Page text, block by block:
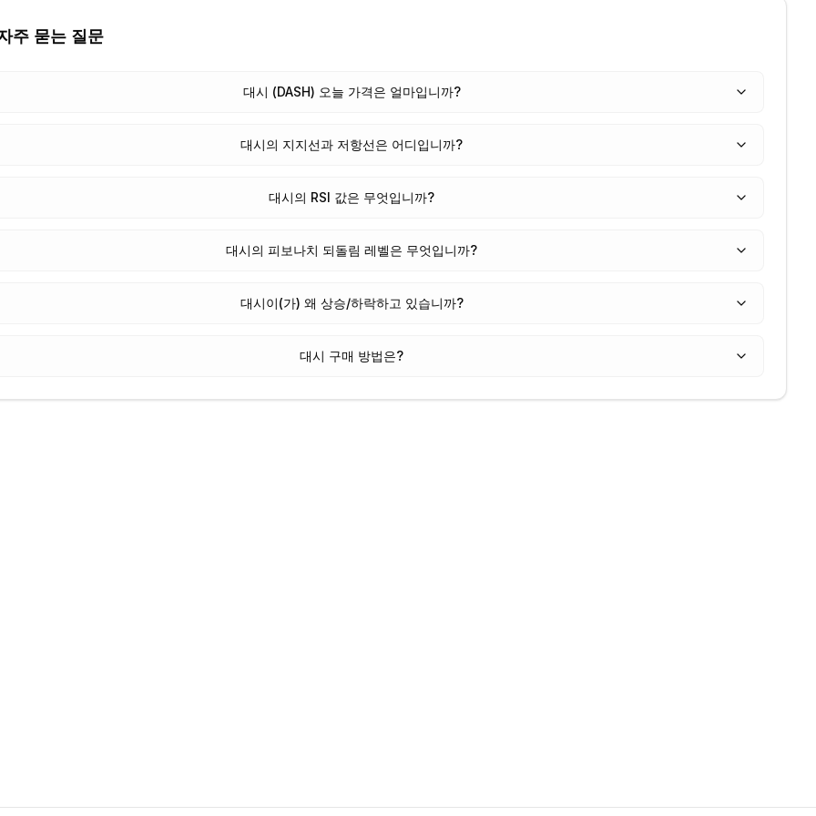
주 묻는 질문
대시 (DASH) 오늘 가격은 얼마입니까?
대시의 지지선과 저항선은 어디입니까?
대시의 RSI 값은 무엇입니까?
대시의 피보나치 되돌림 레벨은 무엇입니까?
대시이(가) 왜 상승/하락하고 있습니까?
대시 구매 방법은?